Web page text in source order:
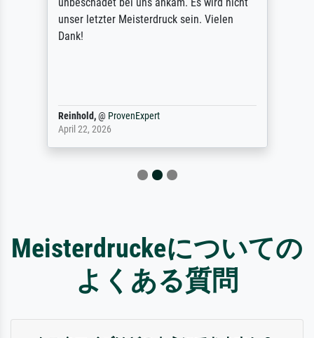
unser letzter Meisterdruck sein. Vielen
Dank!
Reinhold,@ ProvenExpert
April 22, 2026
Meisterdruckeについての
よくある質問